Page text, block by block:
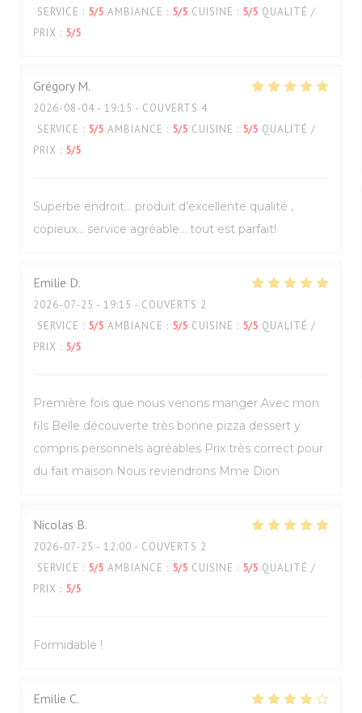
SERVICE : 5/5 AMBIANCE : 5/5 CUISINE : 5/5 QUALITÉ /
PRIX : 5/5
Grégory M
2026-08-04 - 19:15 - COUVERTS 4
SERVICE : 5/5 AMBIANCE : 5/5 CUISINE : 5/5 QUALITÉ /
PRIX : 5/5
Superbe endroit… produit d’excellente qualité ,
copieux… service agréable… tout est parfait!
Emilie D
2026-07-25 - 19:15 - COUVERTS 2
SERVICE : 5/5 AMBIANCE : 5/5 CUISINE : 5/5 QUALITÉ /
PRIX : 5/5
Première fois que nous venons manger Avec mon
fils Belle découverte très bonne pizza dessert y
compris personnels agréables Prix très correct pour
du fait maison Nous reviendrons Mme Dion
Nicolas B
2026-07-25 - 12:00 - COUVERTS 2
SERVICE : 5/5 AMBIANCE : 5/5 CUISINE : 5/5 QUALITÉ /
PRIX : 5/5
Formidable !
Emilie C